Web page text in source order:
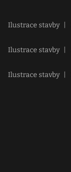
Ilustrace stavby
Ilustrace stavby
Ilustrace stavby